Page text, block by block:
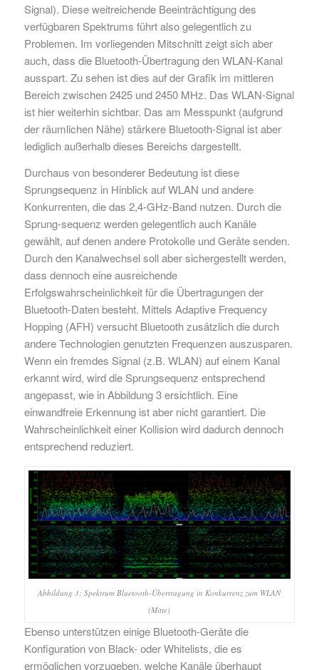
Signal). Diese weitreichende Beeinträchtigung des
verfügbaren Spektrums führt also gelegentlich zu
Problemen. Im vorliegenden Mitschnitt zeigt sich aber
auch, dass die Bluetooth-Übertragung den WLAN-Kanal
ausspart. Zu sehen ist dies auf der Grafik im mittleren
Bereich zwischen 2425 und 2450 MHz. Das WLAN-Signal
ist hier weiterhin sichtbar. Das am Messpunkt (aufgrund
der räumlichen Nähe) stärkere Bluetooth-Signal ist aber
lediglich außerhalb dieses Bereichs dargestellt.
Durchaus von besonderer Bedeutung ist diese
Sprungsequenz in Hinblick auf WLAN und andere
Konkurrenten, die das 2,4-GHz-Band nutzen. Durch die
Sprung-sequenz werden gelegentlich auch Kanäle
gewählt, auf denen andere Protokolle und Geräte senden.
Durch den Kanalwechsel soll aber sichergestellt werden,
dass dennoch eine ausreichende
Erfolgswahrscheinlichkeit für die Übertragungen der
Bluetooth-Daten besteht. Mittels Adaptive Frequency
Hopping (AFH) versucht Bluetooth zusätzlich die durch
andere Technologien genutzten Frequenzen auszusparen.
Wenn ein fremdes Signal (z.B. WLAN) auf einem Kanal
erkannt wird, wird die Sprungsequenz entsprechend
angepasst, wie in Abbildung 3 ersichtlich. Eine
einwandfreie Erkennung ist aber nicht garantiert. Die
Wahrscheinlichkeit einer Kollision wird dadurch dennoch
entsprechend reduziert.
Abbildung 3: Spektrum Bluetooth-Übertragung in Konkurrenz zum WLAN
(Mitte)
Ebenso unterstützen einige Bluetooth-Geräte die
Konfiguration von Black- oder Whitelists, die es
ermöglichen vorzugeben, welche Kanäle überhaupt